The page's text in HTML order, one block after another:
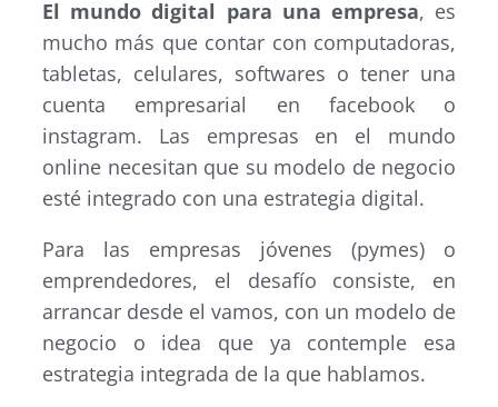
El mundo digital para una empresa, es
mucho más que contar con computadoras,
tabletas, celulares, softwares o tener una
cuenta empresarial en facebook o
instagram. Las empresas en el mundo
online necesitan que su modelo de negocio
esté integrado con una estrategia digital.
Para las empresas jóvenes (pymes) o
emprendedores, el desafío consiste, en
arrancar desde el vamos, con un modelo de
negocio o idea que ya contemple esa
estrategia integrada de la que hablamos.